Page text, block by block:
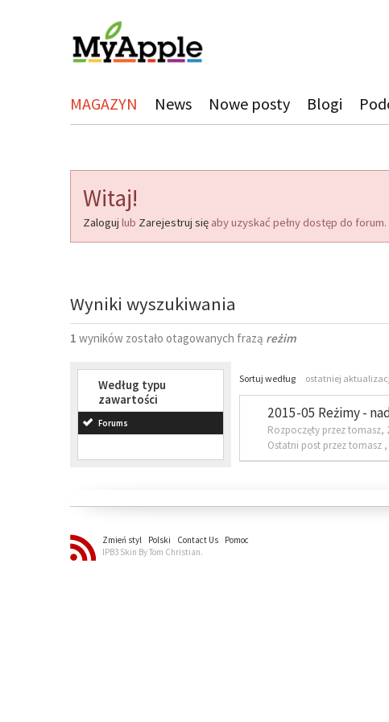
MAGAZYN News Nowe posty Blogi
Witaj!
Zaloguj lub Zarejestruj się aby uzyskać pełny dostęp do forum.
Wyniki wyszukiwania
1 wyników zostało otagowanych frazą reżim
Według typu
zawartości
Forums
Sortuj według ostatniej
2015-05 Reżimy -
Rozpoczęty przez tomasz,
Ostatni post przez tomasz ,
Zmień styl Polski Contact Us
Pomoc
IPB3 Skin By Tom Christian.